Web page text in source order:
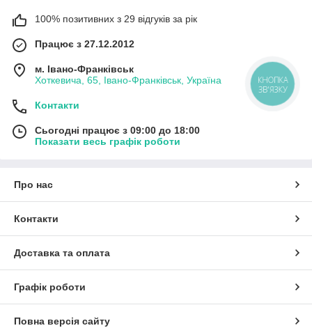
100% позитивних з 29 відгуків за рік
Працює з 27.12.2012
м. Івано-Франківськ
Хоткевича, 65, Івано-Франківськ, Україна
Контакти
Сьогодні працює з 09:00 до 18:00
Показати весь графік роботи
Про нас
Контакти
Доставка та оплата
Графік роботи
Повна версія сайту
КНОПКА
ЗВ'ЯЗКУ